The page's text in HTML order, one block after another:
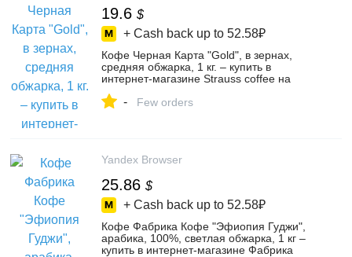
19.6 $
+ Cash back up to 52.58₽
Кофе Черная Карта "Gold", в зернах,
средняя обжарка, 1 кг. – купить в
интернет-магазине Strauss coffee на
- Few orders
Yandex Browser
25.86 $
+ Cash back up to 52.58₽
Кофе Фабрика Кофе "Эфиопия Гуджи",
арабика, 100%, светлая обжарка, 1 кг –
купить в интернет-магазине Фабрика